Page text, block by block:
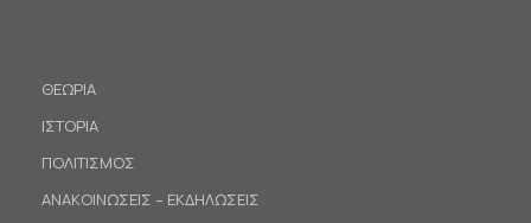
ΘΕΩΡΙΑ
ΙΣΤΟΡΙΑ
ΠΟΛΙΤΙΣΜΟΣ
ΑΝΑΚΟΙΝΩΣΕΙΣ – ΕΚΔΗΛΩΣΕΙΣ